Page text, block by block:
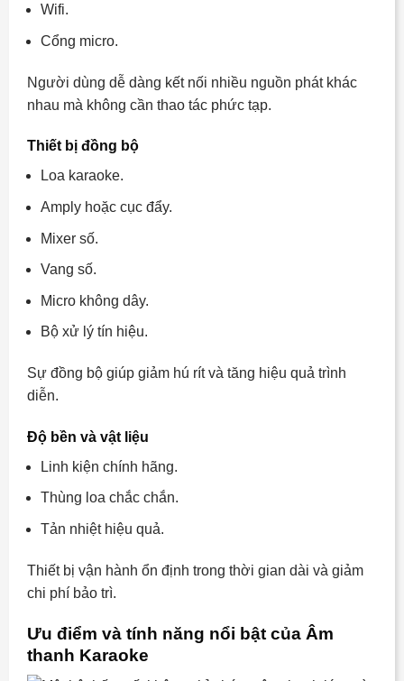
Wifi.
Cổng micro.
Người dùng dễ dàng kết nối nhiều nguồn phát khác
nhau mà không cần thao tác phức tạp.
Thiết bị đồng bộ
Loa karaoke.
Amply hoặc cục đẩy.
Mixer số.
Vang số.
Micro không dây.
Bộ xử lý tín hiệu.
Sự đồng bộ giúp giảm hú rít và tăng hiệu quả trình
diễn.
Độ bền và vật liệu
Linh kiện chính hãng.
Thùng loa chắc chắn.
Tản nhiệt hiệu quả.
Thiết bị vận hành ổn định trong thời gian dài và giảm
chi phí bảo trì.
Ưu điểm và tính năng nổi bật của Âm
thanh Karaoke